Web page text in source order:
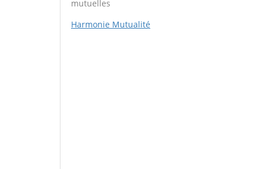
mutuelles
Harmonie Mutualité